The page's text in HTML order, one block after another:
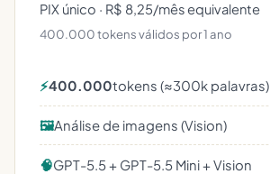
PIX único · R$ 8,25/mês equivalente
400.000 tokens válidos por 1 ano
⚡400.000tokens (≈300k palavras)
🖼️Análise de imagens (Vision)
🧠GPT-5.5 + GPT-5.5 Mini + Vision